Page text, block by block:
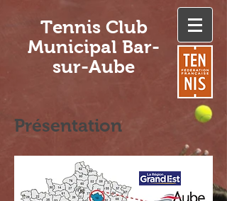
Tennis Club
Municipal Bar-
sur-Aube
Présentation